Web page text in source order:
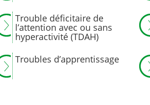
Trouble déficitaire de
l’attention avec ou sans
hyperactivité (TDAH)
Troubles d’apprentissage